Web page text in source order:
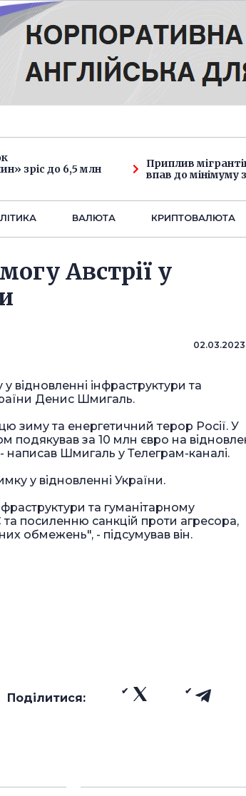
зріс до 6,5 млн
Приплив
впав до мінімуму
ВАЛЮТА КРИПТОВАЛЮТА
Австрії у
відновленні інфраструктури та
Денис Шмигаль.
зиму та енергетичний терор Росії. У
за 10 млн євро на
Шмигаль у Телеграм-каналі.
у відновленні України.
та гуманітарному
посиленню санкцій проти агресора,
обмежень", - підсумував він.
Поділитися: